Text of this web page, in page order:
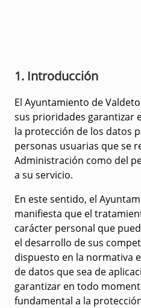
1. Introducción
El Ayuntamiento de
sus prioridades garantizar
la protección de los datos
personas usuarias que se
Administración como del
a su servicio.
En este sentido, el
manifiesta que el
carácter personal que
el desarrollo de sus
dispuesto en la normativa
de datos que sea de
garantizar en todo
fundamental a la